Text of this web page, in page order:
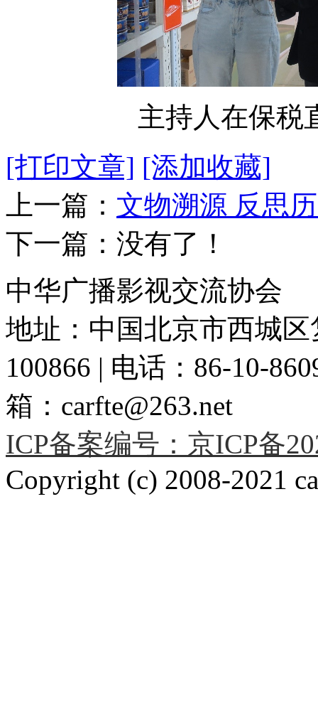
主持人在保税
[打印文章] [添加收藏]
上一篇： 文物溯源 反思
下一篇：没有了！
中华广播影视交流协会
地址：中国北京市西城
100866 | 电话：86-10-
箱：carfte@263.net
ICP备案编号：京ICP备
Copyright (c) 2008-2021